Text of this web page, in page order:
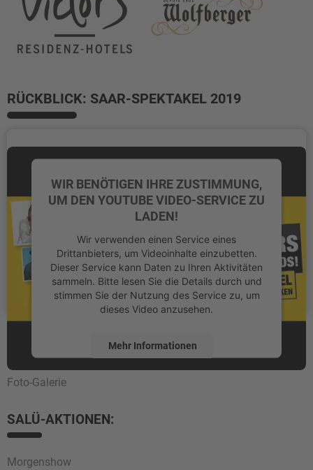
RÜCKBLICK: SAAR-SPEKTAKEL 2019
WIR BENÖTIGEN IHRE ZUSTIMMUNG,
UM DEN YOUTUBE VIDEO-SERVICE ZU
LADEN!
Wir verwenden einen Service eines
Drittanbieters, um Videoinhalte einzubetten.
Dieser Service kann Daten zu Ihren Aktivitäten
sammeln. Bitte lesen Sie die Details durch und
stimmen Sie der Nutzung des Service zu, um
dieses Video anzusehen.
Mehr Informationen
Management Platform
Foto-Galerie
SALÜ-AKTIONEN:
Morgenshow